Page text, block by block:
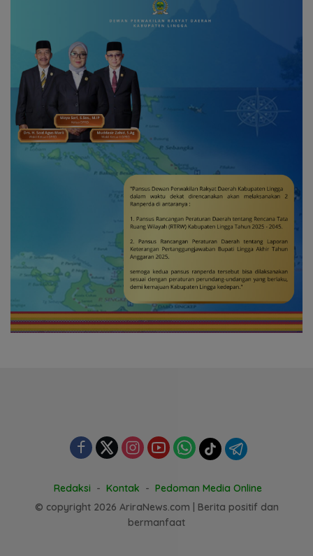
Redaksi Kontak
Pedoman Media Online
© copyright 2026 AriraNews.com | Berita positif dan
bermanfaat